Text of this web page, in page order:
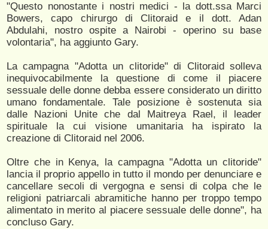
"Questo nonostante i nostri medici - la dott.ssa Marci
Bowers, capo chirurgo di Clitoraid e il dott. Adan
Abdulahi, nostro ospite a Nairobi - operino su base
volontaria", ha aggiunto Gary.
La campagna "Adotta un clitoride" di Clitoraid solleva
inequivocabilmente la questione di come il piacere
sessuale delle donne debba essere considerato un diritto
umano fondamentale. Tale posizione è sostenuta sia
dalle Nazioni Unite che dal Maitreya Rael, il leader
spirituale la cui visione umanitaria ha ispirato la
creazione di Clitoraid nel 2006.
Oltre che in Kenya, la campagna "Adotta un clitoride"
lancia il proprio appello in tutto il mondo per denunciare e
cancellare secoli di vergogna e sensi di colpa che le
religioni patriarcali abramitiche hanno per troppo tempo
alimentato in merito al piacere sessuale delle donne", ha
concluso Gary.